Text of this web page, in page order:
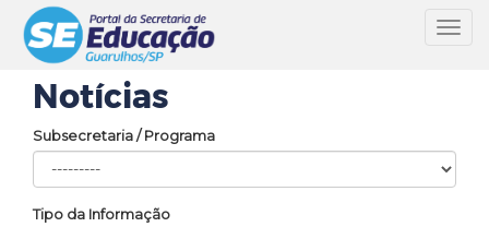
Notícias
Subsecretaria / Programa
Tipo da Informação